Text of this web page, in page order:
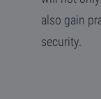
also gain
security.